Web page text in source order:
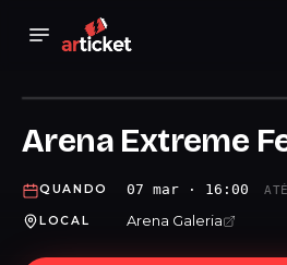
Arena Extreme
QUANDO 07 mar · 16:00 ATÉ
LOCAL Arena Galeria